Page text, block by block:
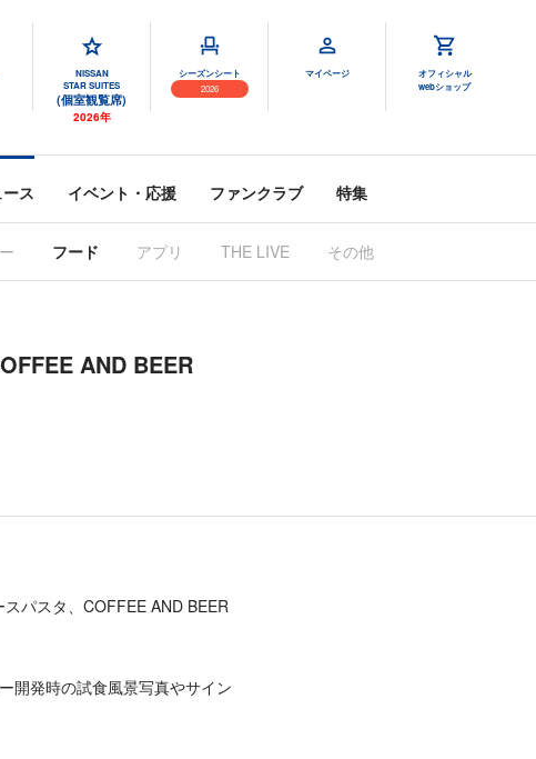
NISSAN
STAR SUITES
(個室観覧席)
2026年
シーズンシート
2026
マイページ
オフィシャル
webショップ
ス イベント・応援 ファンクラブ 特集
フード アプリ THE LIVE その他
AND BEER
パスタ、COFFEE AND BEER
開発時の試食風景写真やサイン